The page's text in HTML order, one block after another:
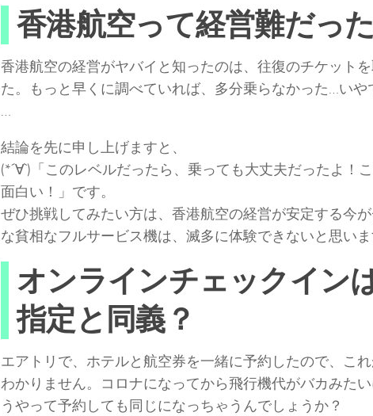
香港航空って経営難だっ
香港航空の経営がヤバイと知ったのは、往復のチケット
た。もっと早くに調べていれば、多分乗らなかった…いや
…
結論を先に申し上げますと、
(*´∀`)「このレベルだったら、乗っても大丈夫だったよ！
面白い！」です。
ぜひ挑戦してみたい方は、香港航空の経営が安定する今
な貧相なフルサービス機は、滅多に体験できないと思い
オンラインチェックイン
指定と同義？
エアトリで、ホテルと航空券を一緒に予約したので、こ
わかりません。コロナになってから飛行機代がバカみた
うやって予約しても同じになっちゃうんでしょうか？